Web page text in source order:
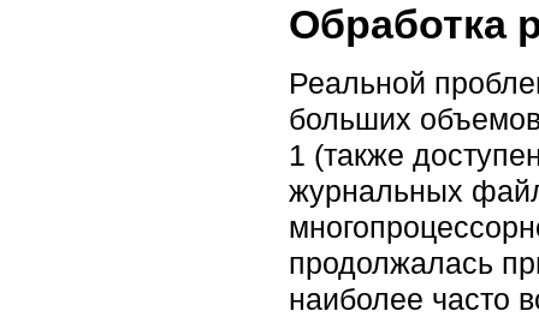
Обработка
Реальной
больших
1 (также
журнальных
продолжалась
наиболее часто